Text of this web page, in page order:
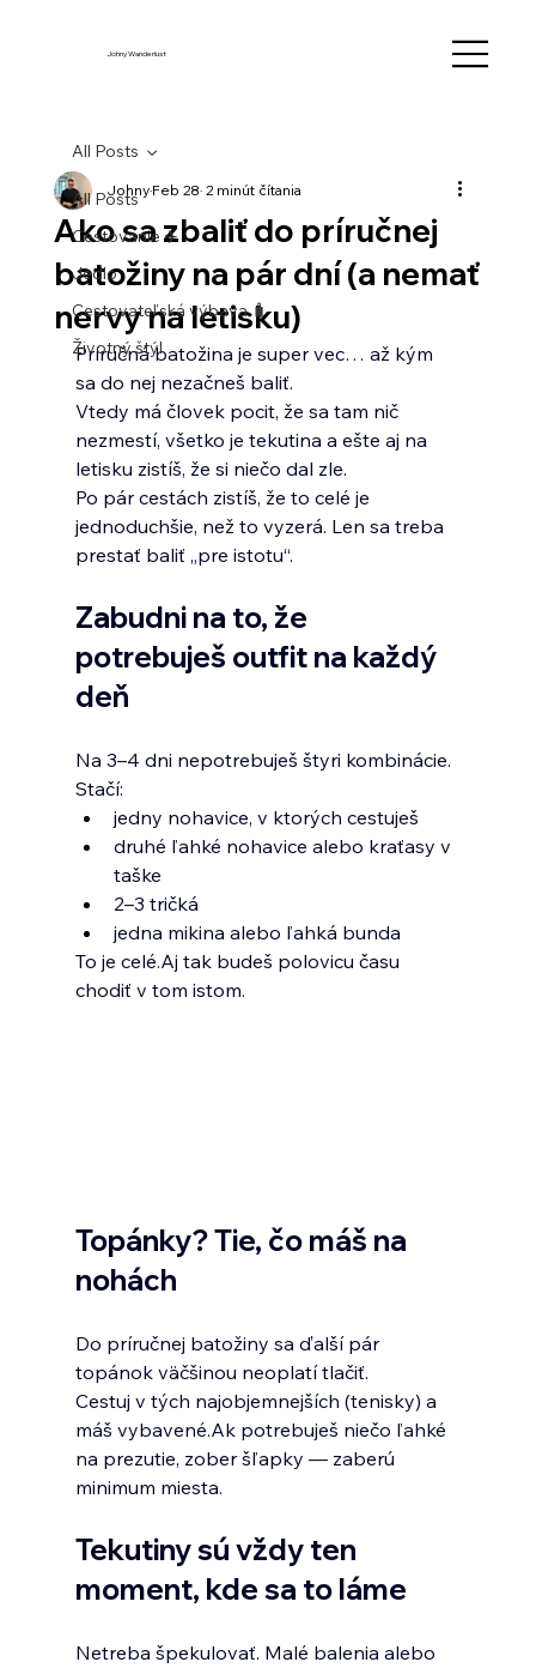
Johny Wanderlust
All Posts
Cestovanie ✈️
Jedlo
Cestovateľská výbava 🧳
Životný štýl
All Posts
Ako sa zbaliť do príručnej
batožiny na pár dní (a nemať
nervy na letisku)
JohnyFeb 282 minút čítania
Príručná batožina je super vec… až kým
sa do nej nezačneš baliť.
Vtedy má človek pocit, že sa tam nič
nezmestí, všetko je tekutina a ešte aj na
letisku zistíš, že si niečo dal zle.
Po pár cestách zistíš, že to celé je
jednoduchšie, než to vyzerá. Len sa treba
prestať baliť „pre istotu“.
Zabudni na to, že
potrebuješ outfit na každý
deň
Na 3–4 dni nepotrebuješ štyri kombinácie.
Stačí:
jedny nohavice, v ktorých cestuješ
druhé ľahké nohavice alebo kraťasy v
taške
2–3 tričká
jedna mikina alebo ľahká bunda
To je celé.Aj tak budeš polovicu času
chodiť v tom istom.
Topánky? Tie, čo máš na
nohách
Do príručnej batožiny sa ďalší pár
topánok väčšinou neoplatí tlačiť.
Cestuj v tých najobjemnejších (tenisky) a
máš vybavené.Ak potrebuješ niečo ľahké
na prezutie, zober šľapky — zaberú
minimum miesta.
Tekutiny sú vždy ten
moment, kde sa to láme
Netreba špekulovať. Malé balenia alebo